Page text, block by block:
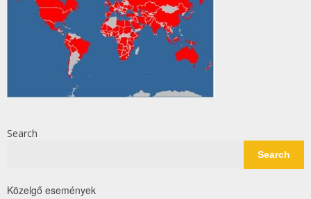
Search
Search
Közelgő események